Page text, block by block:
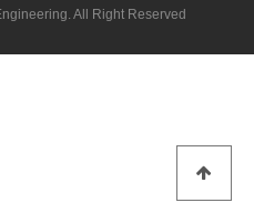
All Right Reserved